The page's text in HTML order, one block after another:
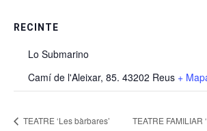
RECINTE
Lo Submarino
Camí de l'Aleixar, 85. 43202 Reus +
TEATRE ‘Les bàrbares’ TEATRE FAMILIAR